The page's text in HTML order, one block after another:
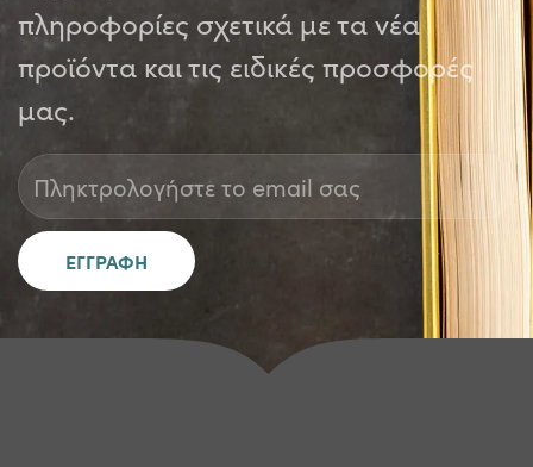
πληροφορίες σχετικά με τα νέα
προϊόντα και τις ειδικές προσφορές
μας.